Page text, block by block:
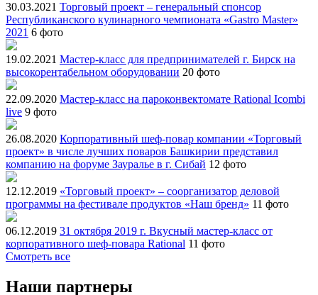
30.03.2021 Торговый проект – генеральный спонсор
Республиканского кулинарного чемпионата «Gastro Master»
2021 6 фото
19.02.2021 Мастер-класс для предпринимателей г. Бирск на
высокорентабельном оборудовании 20 фото
22.09.2020 Мастер-класс на пароконвектомате Rational Icombi
live 9 фото
26.08.2020 Корпоративный шеф-повар компании «Торговый
проект» в числе лучших поваров Башкирии представил
компанию на форуме Зауралье в г. Сибай 12 фото
12.12.2019 «Торговый проект» – соорганизатор деловой
программы на фестивале продуктов «Наш бренд» 11 фото
06.12.2019 31 октября 2019 г. Вкусный мастер-класс от
корпоративного шеф-повара Rational 11 фото
Смотреть все
Наши партнеры